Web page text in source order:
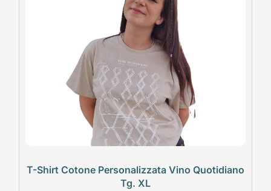
T-Shirt Cotone Personalizzata Vino Quotidiano
Tg. XL